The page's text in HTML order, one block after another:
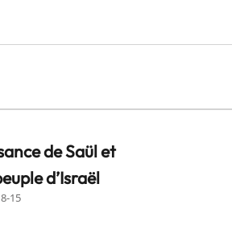
de Saül et
d’Israël
15